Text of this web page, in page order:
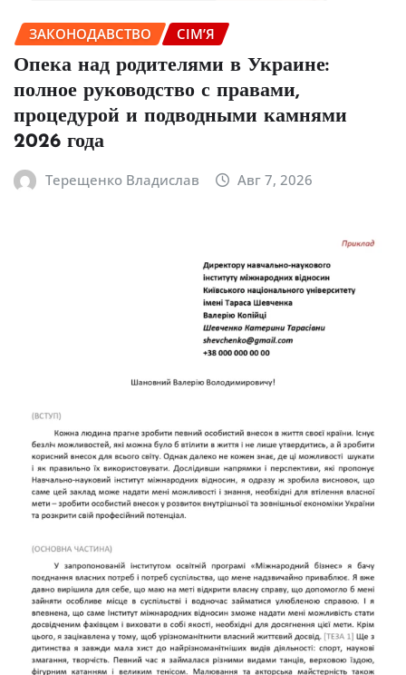
ЗАКОНОДАВСТВО СІМ’Я
Опека над родителями в Украине:
полное руководство с правами,
процедурой и подводными камнями
2026 года
Терещенко Владислав Авг 7, 2026